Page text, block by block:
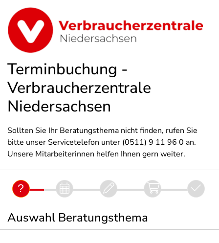
Terminbuchung -
Verbraucherzentrale
Niedersachsen
Sollten Sie Ihr Beratungsthema nicht finden, rufen Sie
bitte unser Servicetelefon unter (0511) 9 11 96 0 an.
Unsere Mitarbeiterinnen helfen Ihnen gern weiter.
Auswahl Beratungsthema